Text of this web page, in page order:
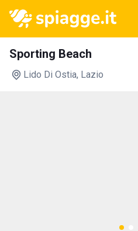
Sporting Beach
Lido Di Ostia, Lazio